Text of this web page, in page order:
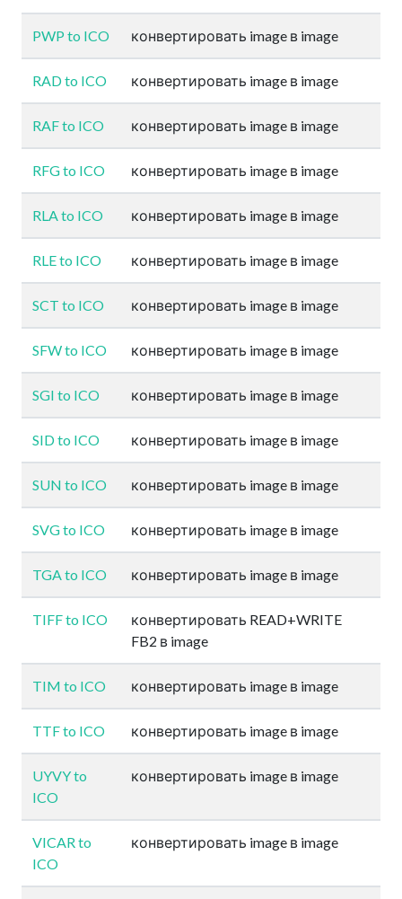
PWP to ICO конвертировать image в image
RAD to ICO конвертировать image в image
RAF to ICO конвертировать image в image
RFG to ICO конвертировать image в image
RLA to ICO конвертировать image в image
RLE to ICO конвертировать image в image
SCT to ICO конвертировать image в image
SFW to ICO конвертировать image в image
SGI to ICO конвертировать image в image
SID to ICO конвертировать image в image
SUN to ICO конвертировать image в image
SVG to ICO конвертировать image в image
TGA to ICO конвертировать image в image
TIFF to ICO
конвертировать READ+WRITE
FB2 в image
TIM to ICO конвертировать image в image
TTF to ICO конвертировать image в image
UYVY to
ICO
конвертировать image в image
VICAR to
ICO
конвертировать image в image